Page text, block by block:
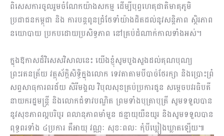
ពិសេសការចូលរួមចំណែកយ៉ាងសកម្ម ដើម្បីបុព្វហេតុជាតិមាតុភូមិ
ប្រជាជនកម្ពុជា និង ការបន្តពូនជ្រំថែទាំយ៉ាងដិតដល់នូវសន្តិភាព ស្ថិរភាព
នយោបាយ ប្រកបដោយប្រសិទ្ធភាព នៅគ្រប់ដំណាក់កាលទាំងអស់។
ក្នុងឱកាសដ៏វិសេសវិសាលនេះ យើងខ្ញុំសូមបួងសួងដល់គុណបុណ្យ
ព្រះរតនត្រ័យ វត្ថុស័ក្តិសិទ្ធិក្នុងលោក ទេវតាតាមបីបាច់ថែរក្សា និងប្រោះព្រំ
សព្ទសាធុការពរជ័យ សិរីមង្គល វិបុលសុខគ្រប់ប្រការជូន សម្តេចបវរធិបតី
នាយករដ្ឋមន្ត្រី និងលោកជំទាវបណ្ឌិត ព្រមទាំងបុត្រាបុត្រី សូមទទួលបាន
នូវសុខភាពល្អបរិបូរ ពលានុភាពមាំមួន ជន្មាយុយឺនយូរ និងសូមទទួលបាន
ពុទ្ធពរទាំង ៤ប្រការ គឺអាយុ វណ្ណៈ សុខៈពលៈ កុំបីឃ្លៀងឃ្លាតឡើយ៕